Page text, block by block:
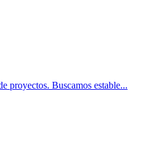
proyectos. Buscamos estable...